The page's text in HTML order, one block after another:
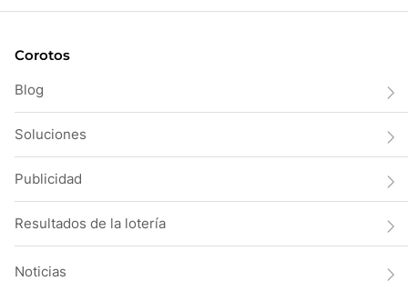
Corotos
Blog
Soluciones
Publicidad
Resultados de la lotería
Noticias